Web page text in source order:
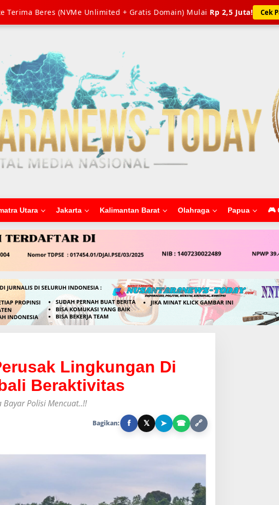
Terima Beres (NVMe Unlimited + Gratis Domain) Mulai Rp 2,5 Juta! Cek
Utara Jakarta Kalimantan Barat Olahraga Papua 🎮
Lingkungan Di
Beraktivitas
Bayar Polisi Mencuat..!!
Bagikan: f 𝕏 ➤ ☎ 🔗